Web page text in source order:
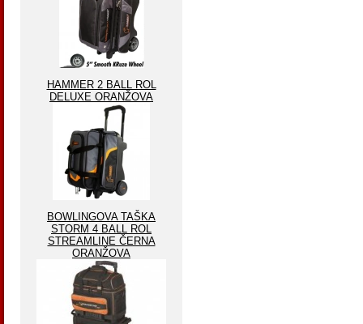
HAMMER 2 BALL ROL
DELUXE ORANŽOVA
BOWLINGOVA TAŠKA
STORM 4 BALL ROL
STREAMLINE ČERNA
ORANŽOVA